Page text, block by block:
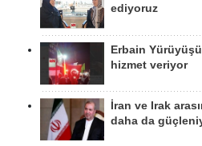
ediyoruz
Erbain
hizmet veriyor
İran ve Irak
daha da